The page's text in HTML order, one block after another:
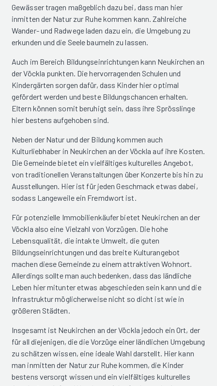
Gewässer tragen maßgeblich dazu bei, dass man hier
inmitten der Natur zur Ruhe kommen kann. Zahlreiche
Wander- und Radwege laden dazu ein, die Umgebung zu
erkunden und die Seele baumeln zu lassen.
Auch im Bereich Bildungseinrichtungen kann Neukirchen an
der Vöckla punkten. Die hervorragenden Schulen und
Kindergärten sorgen dafür, dass Kinder hier optimal
gefördert werden und beste Bildungschancen erhalten.
Eltern können somit beruhigt sein, dass ihre Sprösslinge
hier bestens aufgehoben sind.
Neben der Natur und der Bildung kommen auch
Kulturliebhaber in Neukirchen an der Vöckla auf ihre Kosten.
Die Gemeinde bietet ein vielfältiges kulturelles Angebot,
von traditionellen Veranstaltungen über Konzerte bis hin zu
Ausstellungen. Hier ist für jeden Geschmack etwas dabei,
sodass Langeweile ein Fremdwort ist.
Für potenzielle Immobilienkäufer bietet Neukirchen an der
Vöckla also eine Vielzahl von Vorzügen. Die hohe
Lebensqualität, die intakte Umwelt, die guten
Bildungseinrichtungen und das breite Kulturangebot
machen diese Gemeinde zu einem attraktiven Wohnort.
Allerdings sollte man auch bedenken, dass das ländliche
Leben hier mitunter etwas abgeschieden sein kann und die
Infrastruktur möglicherweise nicht so dicht ist wie in
größeren Städten.
Insgesamt ist Neukirchen an der Vöckla jedoch ein Ort, der
für all diejenigen, die die Vorzüge einer ländlichen Umgebung
zu schätzen wissen, eine ideale Wahl darstellt. Hier kann
man inmitten der Natur zur Ruhe kommen, die Kinder
bestens versorgt wissen und ein vielfältiges kulturelles